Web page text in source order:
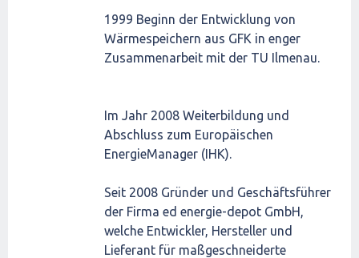
1999 Beginn der Entwicklung von
Wärmespeichern aus GFK in enger
Zusammenarbeit mit der TU Ilmenau.
Im Jahr 2008 Weiterbildung und
Abschluss zum Europäischen
EnergieManager (IHK).
Seit 2008 Gründer und Geschäftsführer
der Firma ed energie-depot GmbH,
welche Entwickler, Hersteller und
Lieferant für maßgeschneiderte